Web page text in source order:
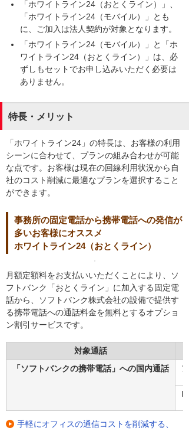
「ホワイトライン24（おとくライン）」、
「ホワイトライン24（モバイル）」とも
に、ご加入は法人契約が対象となります。
「ホワイトライン24（モバイル）」と「ホ
ワイトライン24（おとくライン）」は、必
ずしもセットでお申し込みいただく必要は
ありません。
特長・メリット
「ホワイトライン24」の特長は、お客様の利用
シーンに合わせて、プランの組み合わせが可能
な点です。お客様は現在の回線利用状況から自
社のコスト削減に最適なプランを選択すること
ができます。
事務所の固定電話から携帯電話への発信が
多いお客様にオススメ
ホワイトライン24（おとくライン）
月額定額料をお支払いいただくことにより、ソ
フトバンク「おとくライン」に加入する固定電
話から、ソフトバンク株式会社の設備で提供す
る携帯電話への通話料金を無料とするオプショ
ン割引サービスです。
対象通話
「ソフトバンクの携帯電話」への国内通話
手軽にオフィスの通信コストを削減する、